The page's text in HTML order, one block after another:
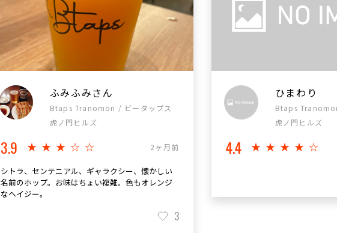
ふみふみさん
Btaps Tranomon / ビータップス
虎ノ門ヒルズ
3.9 ★★★☆☆ 2ヶ月前
シトラ、センテニアル、ギャラクシー、懐かしい
名前のホップ。お味はちょい複雑。色もオレンジ
なヘイジー。
3
ひまわり
Btaps
虎ノ門ヒルズ
4.4 ★★★★☆